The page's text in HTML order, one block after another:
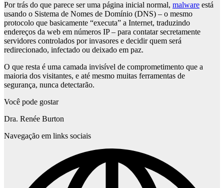
Por trás do que parece ser uma página inicial normal, malware está
usando o Sistema de Nomes de Domínio (DNS) – o mesmo
protocolo que basicamente “executa” a Internet, traduzindo
endereços da web em números IP – para contatar secretamente
servidores controlados por invasores e decidir quem será
redirecionado, infectado ou deixado em paz.
O que resta é uma camada invisível de comprometimento que a
maioria dos visitantes, e até mesmo muitas ferramentas de
segurança, nunca detectarão.
Você pode gostar
Dra. Renée Burton
Navegação em links sociais